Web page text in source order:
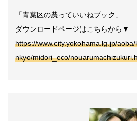
「青葉区の農っていいねブック」
ダウンロードページはこちらから▼
https://www.city.yokohama.lg.jp/
nkyo/midori_eco/